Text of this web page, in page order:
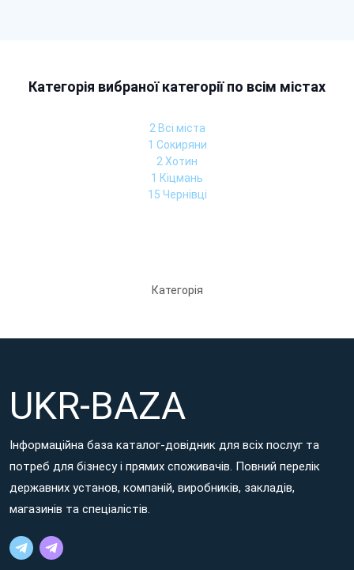
Категорія вибраної категорії по всім містах
2 Всі міста
1 Сокиряни
2 Хотин
1 Кіцмань
15 Чернівці
Категорія
UKR-BAZA
Інформаційна база каталог-довідник для всіх послуг та
потреб для бізнесу і прямих споживачів. Повний перелік
державних установ, компаній, виробників, закладів,
магазинів та спеціалістів.